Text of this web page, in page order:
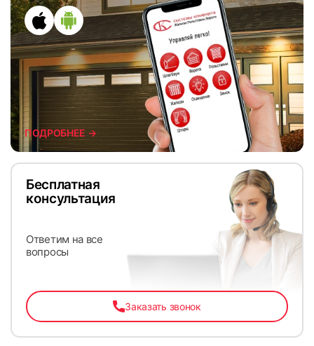
ПОДРОБНЕЕ →
Бесплатная
консультация
Ответим на все
вопросы
Заказать звонок